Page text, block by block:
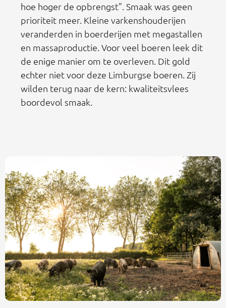
hoe hoger de opbrengst”. Smaak was geen
prioriteit meer. Kleine varkenshouderijen
veranderden in boerderijen met megastallen
en massaproductie. Voor veel boeren leek dit
de enige manier om te overleven. Dit gold
echter niet voor deze Limburgse boeren. Zij
wilden terug naar de kern: kwaliteitsvlees
boordevol smaak.